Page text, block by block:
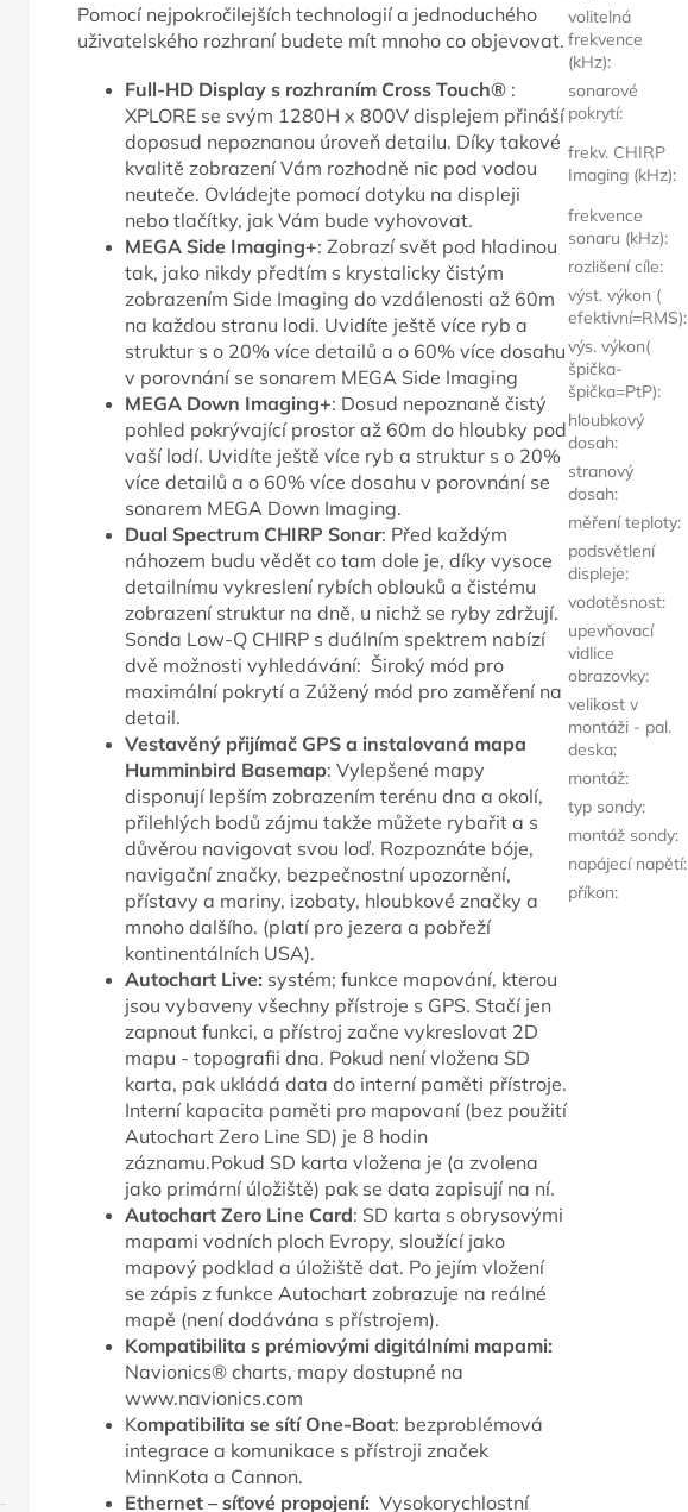
Pomocí nejpokročilejších technologií a jednoduchého
uživatelského rozhraní budete mít mnoho co objevovat.
Full-HD Display s rozhraním Cross Touch® :
XPLORE se svým 1280H x 800V displejem přináší
doposud nepoznanou úroveň detailu. Díky takové
kvalitě zobrazení Vám rozhodně nic pod vodou
neuteče. Ovládejte pomocí dotyku na displeji
nebo tlačítky, jak Vám bude vyhovovat.
MEGA Side Imaging+: Zobrazí svět pod hladinou
tak, jako nikdy předtím s krystalicky čistým
zobrazením Side Imaging do vzdálenosti až 60m
na každou stranu lodi. Uvidíte ještě více ryb a
struktur s o 20% více detailů a o 60% více dosahu
v porovnání se sonarem MEGA Side Imaging
MEGA Down Imaging+: Dosud nepoznaně čistý
pohled pokrývající prostor až 60m do hloubky pod
vaší lodí. Uvidíte ještě více ryb a struktur s o 20%
více detailů a o 60% více dosahu v porovnání se
sonarem MEGA Down Imaging.
Dual Spectrum CHIRP Sonar: Před každým
náhozem budu vědět co tam dole je, díky vysoce
detailnímu vykreslení rybích oblouků a čistému
zobrazení struktur na dně, u nichž se ryby zdržují.
Sonda Low-Q CHIRP s duálním spektrem nabízí
dvě možnosti vyhledávání: Široký mód pro
maximální pokrytí a Zúžený mód pro zaměření na
detail.
Vestavěný přijímač GPS a instalovaná mapa
Humminbird Basemap: Vylepšené mapy
disponují lepším zobrazením terénu dna a okolí,
přilehlých bodů zájmu takže můžete rybařit a s
důvěrou navigovat svou loď. Rozpoznáte bóje,
navigační značky, bezpečnostní upozornění,
přístavy a mariny, izobaty, hloubkové značky a
mnoho dalšího. (platí pro jezera a pobřeží
kontinentálních USA).
Autochart Live: systém; funkce mapování, kterou
jsou vybaveny všechny přístroje s GPS. Stačí jen
zapnout funkci, a přístroj začne vykreslovat 2D
mapu - topografii dna. Pokud není vložena SD
karta, pak ukládá data do interní paměti přístroje.
Interní kapacita paměti pro mapovaní (bez použití
Autochart Zero Line SD) je 8 hodin
záznamu.Pokud SD karta vložena je (a zvolena
jako primární úložiště) pak se data zapisují na ní.
Autochart Zero Line Card: SD karta s obrysovými
mapami vodních ploch Evropy, sloužící jako
mapový podklad a úložiště dat. Po jejím vložení
se zápis z funkce Autochart zobrazuje na reálné
mapě (není dodávána s přístrojem).
Kompatibilita s prémiovými digitálními mapami:
Navionics® charts, mapy dostupné na
www.navionics.com
Kompatibilita se sítí One-Boat: bezproblémová
integrace a komunikace s přístroji značek
MinnKota a Cannon.
Ethernet – síťové propojení: Vysokorychlostní
volitelná
frekvence
(kHz):
sonarové
pokrytí:
frekv. CHIRP
Imaging (kHz):
frekvence
sonaru (kHz):
rozlišení cíle:
výst. výkon (
efektivní=RMS):
výs. výkon(
špička-
špička=PtP):
hloubkový
dosah:
stranový
dosah:
měření teploty:
podsvětlení
displeje:
vodotěsnost:
upevňovací
vidlice
obrazovky:
velikost v
montáži - pal.
deska:
montáž:
typ sondy:
montáž sondy:
napájecí napětí:
příkon: